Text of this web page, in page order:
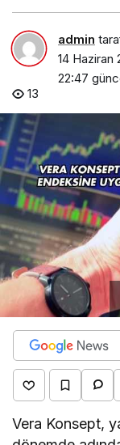
admin
14 Haziran
22:47
13
Vera Konsept,